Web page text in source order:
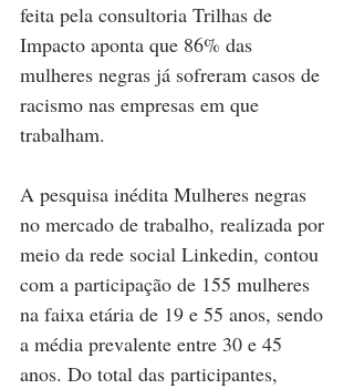
feita pela consultoria Trilhas de
Impacto aponta que 86% das
mulheres negras já sofreram casos de
racismo nas empresas em que
trabalham.
A pesquisa inédita Mulheres negras
no mercado de trabalho, realizada por
meio da rede social Linkedin, contou
com a participação de 155 mulheres
na faixa etária de 19 e 55 anos, sendo
a média prevalente entre 30 e 45
anos. Do total das participantes,